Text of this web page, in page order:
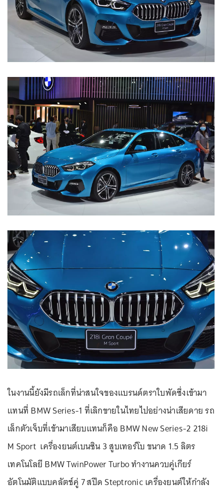
ในงานนี้ยังมีรถเล็กที่น่าสนใจของแบรนด์ตราใบพัดซึ่งเข้ามา
แทนที่ BMW Series-1 ที่เลิกขายในไทยไปอย่างน่าเสียดาย รถ
เล็กตัวเจ็บที่เข้ามาเสียบแทนก็คือ BMW New Series-2 218i
M Sport เครื่องยนต์เบนซิน 3 สูบเทอร์โบ ขนาด 1.5 ลิตร
เทคโนโลยี BMW TwinPower Turbo ทำงานควบคู่เกียร์
อัตโนมัติแบบคลัตช์คู่ 7 สปีด Steptronic เครื่องยนต์ให้กำลัง